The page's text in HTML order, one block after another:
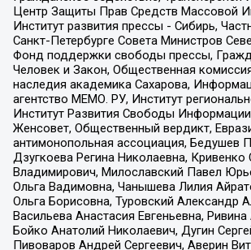
Центр Защиты Прав Средств Массовой
Институт развития прессы - Сибирь,
Санкт-Петербурге Совета Министров
Фонд поддержки свободы прессы,
Человек и Закон, Общественная
наследия академика Сахарова,
агентство МЕМО. РУ, Институт
Институт Развития Свободы
Женсовет, Общественный вердикт,
антимонопольная ассоциация, Бедушев
Дзугкоева Регина Николаевна, Кривенко
Владимирович, Милославский Павел
Ольга Вадимовна, Чанышева Лилия
Ольга Борисовна, Туровский Александр
Васильева Анастасия Евгеньевна,
Бойко Анатолий Николаевич, Дугин
Пивоваров Андрей Сергеевич, Аверин